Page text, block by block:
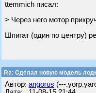
ttemmich писал:
> Через него мотор
Шпигат (один по центру)
Re: Cделал новую модель
Автор: angorus (---